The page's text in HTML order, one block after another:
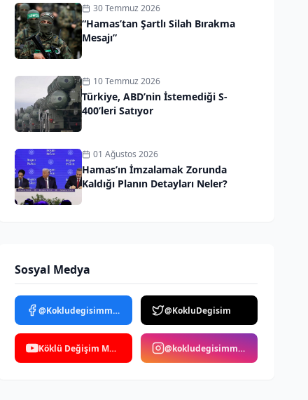
30 Temmuz 2026
“Hamas’tan Şartlı Silah Bırakma
Mesajı”
10 Temmuz 2026
Türkiye, ABD’nin İstemediği S-
400’leri Satıyor
01 Ağustos 2026
Hamas’ın İmzalamak Zorunda
Kaldığı Planın Detayları Neler?
Sosyal Medya
@Kokludegisimmedya @KokluDegisim
Köklü Değişim Medya @kokludegisimmedya